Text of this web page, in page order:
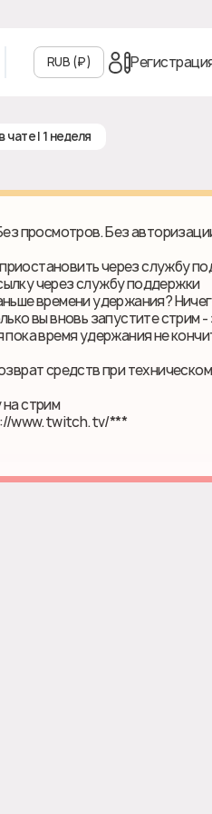
RUB (₽‎)
| 1 неделя
просмотров. Без
через службу
через службу поддержки
времени удержания?
вы вновь запустите стрим
пока время удержания не
средств при
на стрим
www.twitch.tv/***